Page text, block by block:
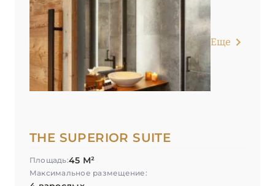
Mammoth Lodge by Alpine Resorts
Manali Lodge by Alpine Resorts
Pashmina Le Refuge
Relaxed Catered Chalet St. Christophe
Résidence Daria-I Nor
Residence Koh-I Nor (Les Etincelles)
Résidence Les Arolles
Еще
THE SUPERIOR SUITE
Площадь:45 М²
Максимальное размещение: